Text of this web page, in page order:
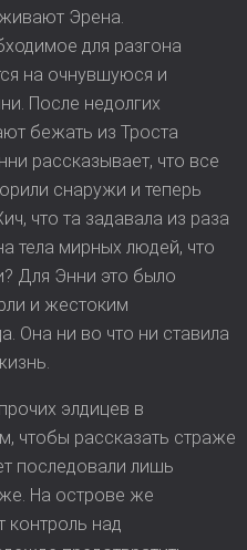
Эрена.
для разгона
на очнувшуюся и
После недолгих
бежать из Троста
рассказывает, что все
снаружи и теперь
что та задавала из раза
тела мирных людей, что
Для Энни это было
и жестоким
Она ни во что ни ставила
элдицев в
чтобы рассказать страже
последовали лишь
На острове же
контроль над